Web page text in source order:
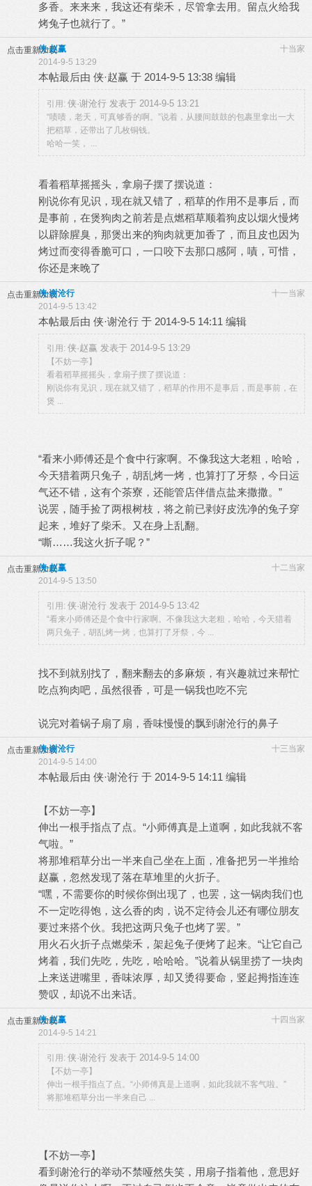
多香。来来来，我这还有柴禾，尽管拿去用。留点火给我
烤兔子也就行了。”
点击重新加载 十当家
侠·赵赢
2014-9-5 13:29
本帖最后由 侠·赵赢 于 2014-9-5 13:38 编辑
引用: 侠·谢沧行 发表于 2014-9-5 13:21
“啧啧，老天，可真够香的啊。”说着，从腰间鼓鼓的包裹里拿出一大
把稻草，还带出了几枚铜钱。
哈哈一笑， ...
看着稻草摇摇头，拿扇子摆了摆说道：
刚说你有见识，现在就又错了，稻草的作用不是事后，而
是事前，在煲狗肉之前若是点燃稻草顺着狗皮以烟火慢烤
以辟除腥臭，那煲出来的狗肉就更加香了，而且皮也因为
烤过而变得香脆可口，一口咬下去那口感阿，嘖，可惜，
你还是来晚了
点击重新加载 十一当家
侠·谢沧行
2014-9-5 13:42
本帖最后由 侠·谢沧行 于 2014-9-5 14:11 编辑
引用: 侠·赵赢 发表于 2014-9-5 13:29
【不妨一亭】
看着稻草摇摇头，拿扇子摆了摆说道：
刚说你有见识，现在就又错了，稻草的作用不是事后，而是事前，在
煲 ...
“看来小师傅还是个食中行家啊。不像我这大老粗，哈哈，
今天猎着两只兔子，胡乱烤一烤，也算打了牙祭，今日运
气还不错，这有个茶寮，还能管店伴借点盐来撒撒。”
说罢，随手捡了两根树枝，将之前已剥好皮洗净的兔子穿
起来，堆好了柴禾。又在身上乱翻。
“嘶……我这火折子呢？”
点击重新加载 十二当家
侠·赵赢
2014-9-5 13:50
引用: 侠·谢沧行 发表于 2014-9-5 13:42
“看来小师傅还是个食中行家啊。不像我这大老粗，哈哈，今天猎着
两只兔子，胡乱烤一烤，也算打了牙祭，今 ...
找不到就别找了，翻来翻去的多麻烦，有兴趣就过来帮忙
吃点狗肉吧，虽然很香，可是一锅我也吃不完
说完对着锅子扇了扇，香味慢慢的飘到谢沧行的鼻子
点击重新加载 十三当家
侠·谢沧行
2014-9-5 14:00
本帖最后由 侠·谢沧行 于 2014-9-5 14:11 编辑
【不妨一亭】
伸出一根手指点了点。“小师傅真是上道啊，如此我就不客
气啦。”
将那堆稻草分出一半来自己坐在上面，准备把另一半推给
赵赢，忽然发现了落在草堆里的火折子。
“嘿，不需要你的时候你倒出现了，也罢，这一锅肉我们也
不一定吃得饱，这么香的肉，说不定待会儿还有哪位朋友
要过来搭个伙。我把这两只兔子也烤了罢。”
用火石火折子点燃柴禾，架起兔子便烤了起来。“让它自己
烤着，我们先吃，先吃，哈哈哈。”说着从锅里捞了一块肉
上来送进嘴里，香味浓厚，却又烫得要命，竖起拇指连连
赞叹，却说不出来话。
点击重新加载 十四当家
侠·赵赢
2014-9-5 14:21
引用: 侠·谢沧行 发表于 2014-9-5 14:00
【不妨一亭】
伸出一根手指点了点。“小师傅真是上道啊，如此我就不客气啦。”
将那堆稻草分出一半来自己 ...
【不妨一亭】
看到谢沧行的举动不禁哑然失笑，用扇子指着他，意思好